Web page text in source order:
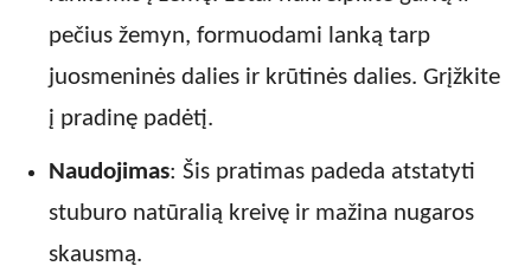
pečius žemyn, formuodami lanką tarp
juosmeninės dalies ir krūtinės dalies. Grįžkite
į pradinę padėtį.
Naudojimas: Šis pratimas padeda atstatyti
stuburo natūralią kreivę ir mažina nugaros
skausmą.